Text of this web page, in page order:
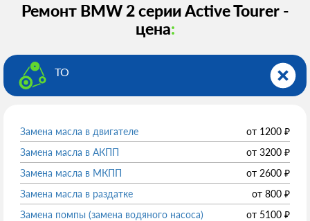
Ремонт BMW 2 серии Active Tourer -
цена:
ТО
Замена масла в двигателе от 1200 ₽
Замена масла в АКПП
от 3200 ₽
Замена масла в МКПП
от 2600 ₽
Замена масла в раздатке
от 800 ₽
Замена помпы (замена водяного насоса)
от 5100 ₽